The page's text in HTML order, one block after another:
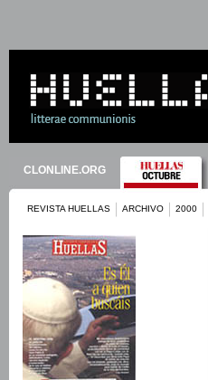
CLONLINE.ORG
REVISTA HUELLAS ARCHIVO 2000